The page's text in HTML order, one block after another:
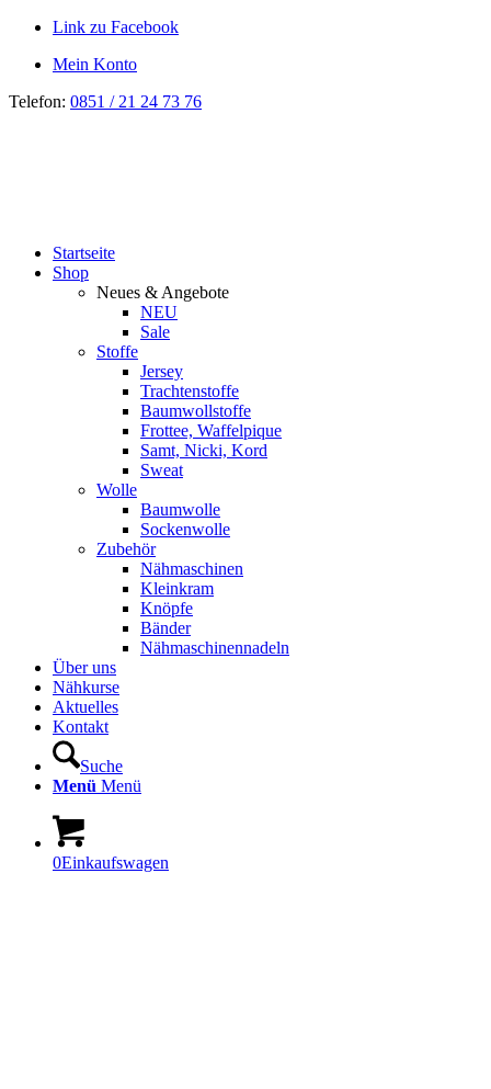
Link zu Facebook
Mein Konto
Telefon: 0851 / 21 24 73 76
Startseite
Shop
Neues & Angebote
NEU
Sale
Stoffe
Jersey
Trachtenstoffe
Baumwollstoffe
Frottee, Waffelpique
Samt, Nicki, Kord
Sweat
Wolle
Baumwolle
Sockenwolle
Zubehör
Nähmaschinen
Kleinkram
Knöpfe
Bänder
Nähmaschinennadeln
Über uns
Nähkurse
Aktuelles
Kontakt
Suche
Menü Menü
0Einkaufswagen